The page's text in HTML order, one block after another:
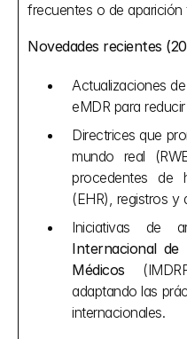
frecuentes o de aparición
Novedades recientes
Actualizaciones
eMDR para
Directrices que
mundo real
procedentes de
(EHR), registros y
Iniciativas de
Internacional de
Médicos
adaptando las
internacionales.